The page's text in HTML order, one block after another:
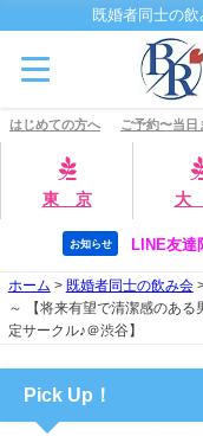
既婚者同士の
はじめての方へ ご予約〜当日
東 京 大
お知らせ LINE友達
ホーム > 既婚者同士の飲み会
～ 【将来有望で清潔感のあ
定サークル♪＠渋谷】
Pick Up！